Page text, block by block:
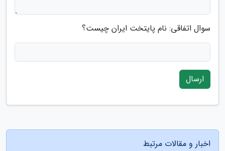
سوال اتفاقی: نام پایتخت ایران چیست؟
ارسال
اخبار و مقالات مرتبط